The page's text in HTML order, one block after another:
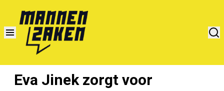
Eva Jinek zorgt voor